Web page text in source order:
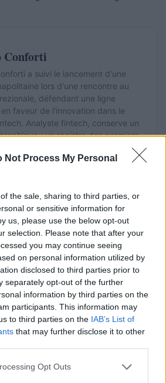
Not Process My Personal
the sale, sharing to third parties, or
or sensitive information for
us, please use the below opt-out
selection. Please note that after your
you may continue seeing
on personal information utilized by
disclosed to third parties prior to
separately opt-out of the further
information by third parties on the
participants. This information may
to third parties on the IAB’s List of
that may further disclose it to other
app uses one or more Google
Opt Outs
Conforti
a suivi le lancement d'une
lors d'une rencontre au
défendant une ligne
faveur de l'innovation dans le
Analyste fintech, conserve un
: un registre des premiers